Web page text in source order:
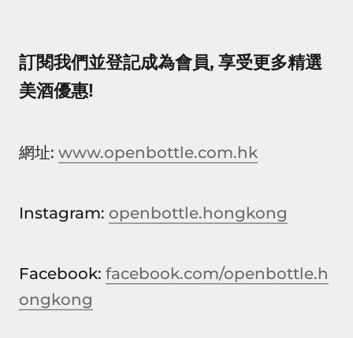
訂閱我們並登記成為會員, 享受更多精選
美酒優惠!
網址: www.openbottle.com.hk
Instagram: openbottle.hongkong
Facebook: facebook.com/openbottle.h
ongkong